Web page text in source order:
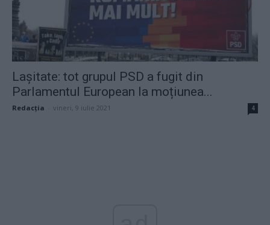
Lașitate: tot grupul PSD a fugit din
Parlamentul European la moțiunea...
Redacţia vineri, 9 iulie 2021 4